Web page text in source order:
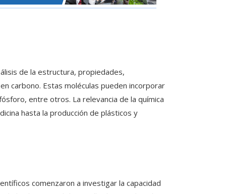
de la estructura, propiedades,
carbono. Estas moléculas pueden incorporar
entre otros. La relevancia de la química
hasta la producción de plásticos y
comenzaron a investigar la capacidad